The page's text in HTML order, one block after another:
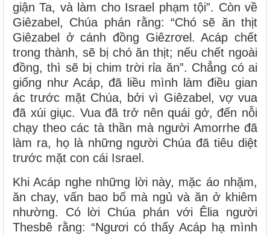
giận Ta, và làm cho Israel phạm tội”. Còn về
Giêzabel, Chúa phán rằng: “Chó sẽ ăn thịt
Giêzabel ở cánh đồng Giêzrơel. Acáp chết
trong thành, sẽ bị chó ăn thịt; nếu chết ngoài
đồng, thì sẽ bị chim trời rỉa ăn”. Chẳng có ai
giống như Acáp, đã liều mình làm điều gian
ác trước mặt Chúa, bởi vì Giêzabel, vợ vua
đã xúi giục. Vua đã trở nên quái gở, đến nỗi
chạy theo các tà thần mà người Amorrhe đã
làm ra, họ là những người Chúa đã tiêu diệt
trước mặt con cái Israel.
Khi Acáp nghe những lời này, mặc áo nhặm,
ăn chay, vấn bao bố mà ngủ và ăn ở khiêm
nhường. Có lời Chúa phán với Êlia người
Thesbê rằng: “Ngươi có thấy Acáp hạ mình